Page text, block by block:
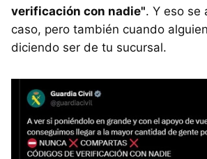
verificación con nadie". Y eso se
caso, pero también cuando
diciendo ser de tu sucursal.